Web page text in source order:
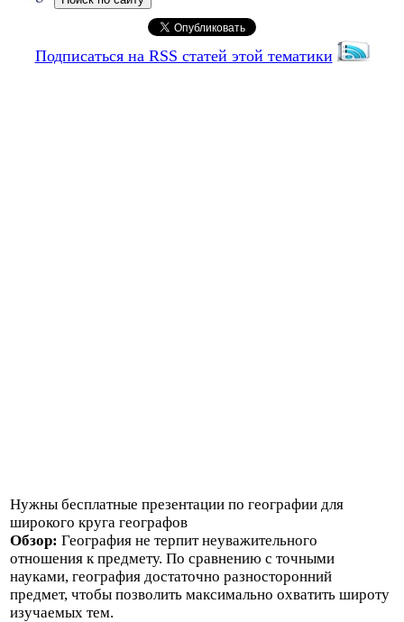
Подписаться на RSS статей этой тематики
Нужны бесплатные презентации по географии для
широкого круга географов
Обзор: География не терпит неуважительного
отношения к предмету. По сравнению с точными
науками, география достаточно разносторонний
предмет, чтобы позволить максимально охватить широту
изучаемых тем.